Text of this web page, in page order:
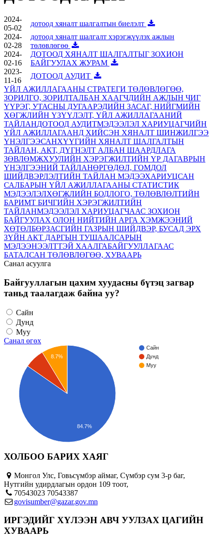
2024-
05-02
дотоод хяналт шалгалтын биелэлт
2024-
02-28
дотоод хяналт шалгалт хэрэгжүүлэх ажлын
төлөвлөгөө
2024-
02-16
ДОТООД ХЯНАЛТ ШАЛГАЛТЫГ ЗОХИОН
БАЙГУУЛАХ ЖУРАМ
2023-
11-16
ДОТООД АУДИТ
ҮЙЛ АЖИЛЛАГААНЫ СТРАТЕГИ ТӨЛӨВЛӨГӨӨ,
ЗОРИЛГО, ЗОРИЛТАЛБАН ХААГЧДИЙН АЖЛЫН ЧИГ
ҮҮРЭГ, УТАСНЫ ДУГААРЭДИЙН ЗАСАГ, НИЙГМИЙН
ХӨГЖЛИЙН ҮЗҮҮЛЭЛТ, ҮЙЛ АЖИЛЛАГААНИЙ
ТАЙЛАНДОТООД АУДИТМЭДЭЭЛЭЛ ХАРИУЦАГЧИЙН
ҮЙЛ АЖИЛЛАГААНД ХИЙСЭН ХЯНАЛТ ШИНЖИЛГЭЭ
ҮНЭЛГЭЭСАНХҮҮГИЙН ХЯНАЛТ ШАЛГАЛТЫН
ТАЙЛАН, АКТ, ДҮГНЭЛТ АЛБАН ШААРДЛАГА
ЗӨВЛӨМЖХУУЛИЙН ХЭРЭГЖИЛТИЙН ҮР ДАГАВРЫН
ҮНЭЛГЭЭНИЙ ТАЙЛАНӨРГӨДӨЛ, ГОМДОЛ
ШИЙДВЭРЛЭЛТИЙН ТАЙЛАН МЭДЭЭХАРИУЦСАН
САЛБАРЫН ҮЙЛ АЖИЛЛАГААНЫ СТАТИСТИК
МЭДЭЭЛЭЛХӨГЖЛИЙН БОДЛОГО, ТӨЛӨВЛӨЛТИЙН
БАРИМТ БИЧГИЙН ХЭРЭГЖИЛТИЙН
ТАЙЛАНМЭДЭЭЛЭЛ ХАРИУЦАГЧААС ЗОХИОН
БАЙГУУЛАХ ОЛОН НИЙТИЙН АРГА ХЭМЖЭЭНИЙ
ХӨТӨЛБӨРЗАСГИЙН ГАЗРЫН ШИЙДВЭР, БУСАД ЭРХ
ЗҮЙН АКТ ДАРГЫН ТУШААЛСАРЫН
МЭДЭЭНЭЭЛТТЭЙ ХААЛГАБАЙГУУЛЛАГААС
БАТАЛСАН ТӨЛӨВЛӨГӨӨ, ХУВААРЬ
Санал асуулга
Байгууллагын цахим хуудасны бүтэц загвар
таньд таалагдаж байна уу?
Сайн
Дунд
Муу
Санал өгөх
Сайн
Дунд
Муу
8.7%
84.7%
ХОЛБОО БАРИХ ХАЯГ
Монгол Улс, Говьсүмбэр аймаг, Сүмбэр сум 3-р баг,
Нутгийн удирдлагын ордон 109 тоот,
70543023 70543387
govisumber@gazar.gov.mn
ИРГЭДИЙГ ХҮЛЭЭН АВЧ УУЛЗАХ ЦАГИЙН
ХУВААРЬ